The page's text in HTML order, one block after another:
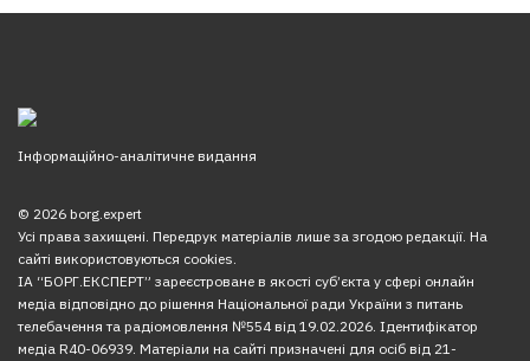
Інформаційно-аналітичне видання
© 2026 borg.expert
Усі права захищені. Передрук матеріалів лише за згодою редакції. На
сайті використовуються cookies.
ІА “БОРГ.ЕКСПЕРТ” зареєстроване в якості суб’єкта у сфері онлайн
медіа відповідно до рішення Національної ради України з питань
телебачення та радіомовлення №554 від 19.02.2026. Ідентифікатор
медіа R40-06939. Матеріали на сайті призначені для осіб від 21-